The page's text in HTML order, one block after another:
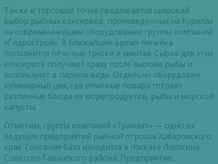
Также в торговой точке предлагается широкий
выбор рыбных консервов, произведенных на Курилах
на современнейшем оборудовании группы компаний
«Гидрострой». В ближайшее время линейка
пополнится печенью трески и минтая. Сырье для этих
консервов получают сразу после вылова рыбы и
используют в парном виде. Отдельно оборудован
кулинарный цех, где опытные повара готовят
различные блюда из морепродуктов, рыбы и морской
капусты.
Отметим, группа компаний «Транзит» — одно из
ведущих предприятий рыбной отросли Хабаровского
края. Головная база находится в посёлке Лососина
Советско-Гаванского района. Предприятие,